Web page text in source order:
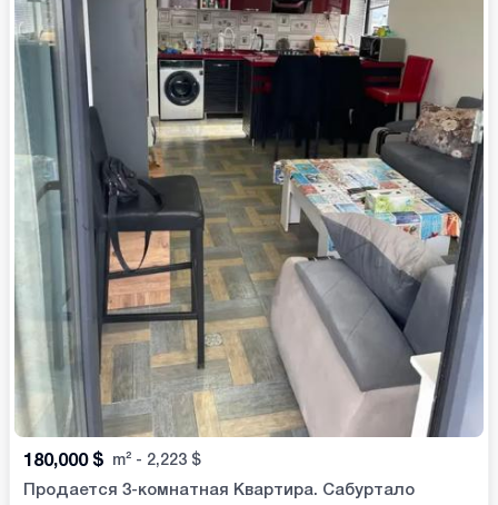
180,000 $ m² - 2,223 $
Продается 3-комнатная Квартира. Сабуртало